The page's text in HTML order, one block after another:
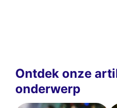
Ontdek onze
onderwerp